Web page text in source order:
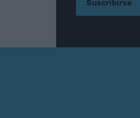
Suscribirse